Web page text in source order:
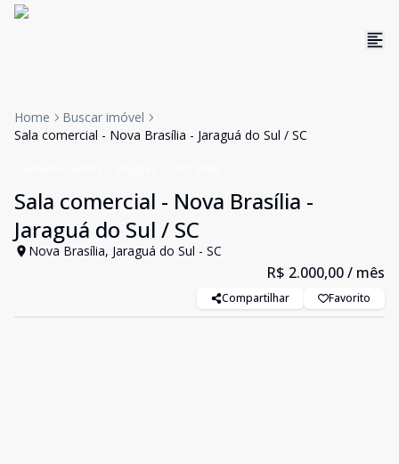
Home
Buscar imóvel
Sala comercial - Nova Brasília - Jaraguá do Sul / SC
Sala comercial - Nova Brasília -
Jaraguá do Sul / SC
Nova Brasília, Jaraguá do Sul - SC
R$ 2.000,00/ mês
Compartilhar Favorito